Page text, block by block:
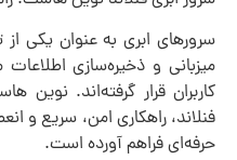
سرورهای ابری به عنوان یکی
میزبانی و ذخیره‌سازی
کاربران قرار گرفته‌اند. نوین
فنلاند، راهکاری امن، سریع و
حرفه‌ای فراهم آورده است.